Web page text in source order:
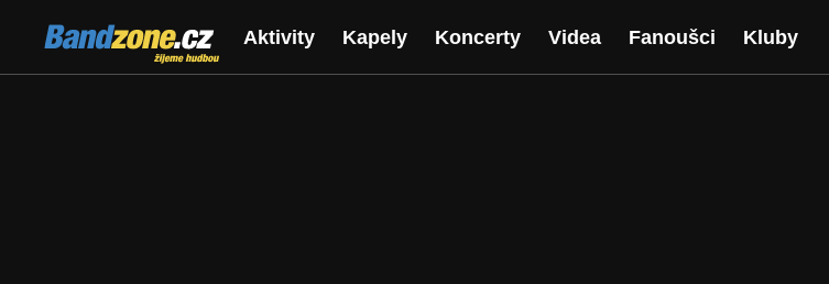
Bandzone.cz
žijeme hudbou
Aktivity Kapely Koncerty Videa Fanoušci Kluby